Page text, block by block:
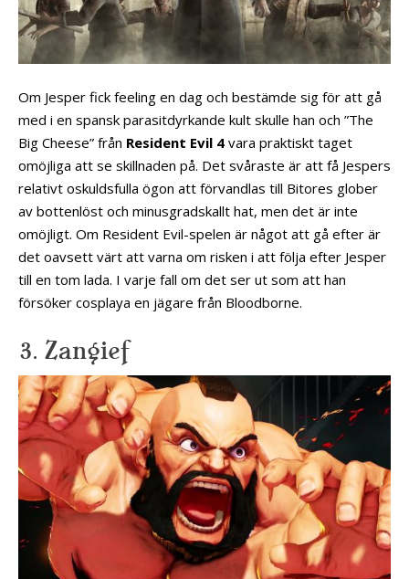
Om Jesper fick feeling en dag och bestämde sig för att gå
med i en spansk parasitdyrkande kult skulle han och ”The
Big Cheese” från Resident Evil 4 vara praktiskt taget
omöjliga att se skillnaden på. Det svåraste är att få Jespers
relativt oskuldsfulla ögon att förvandlas till Bitores glober
av bottenlöst och minusgradskallt hat, men det är inte
omöjligt. Om Resident Evil-spelen är något att gå efter är
det oavsett värt att varna om risken i att följa efter Jesper
till en tom lada. I varje fall om det ser ut som att han
försöker cosplaya en jägare från Bloodborne.
3. Zangief